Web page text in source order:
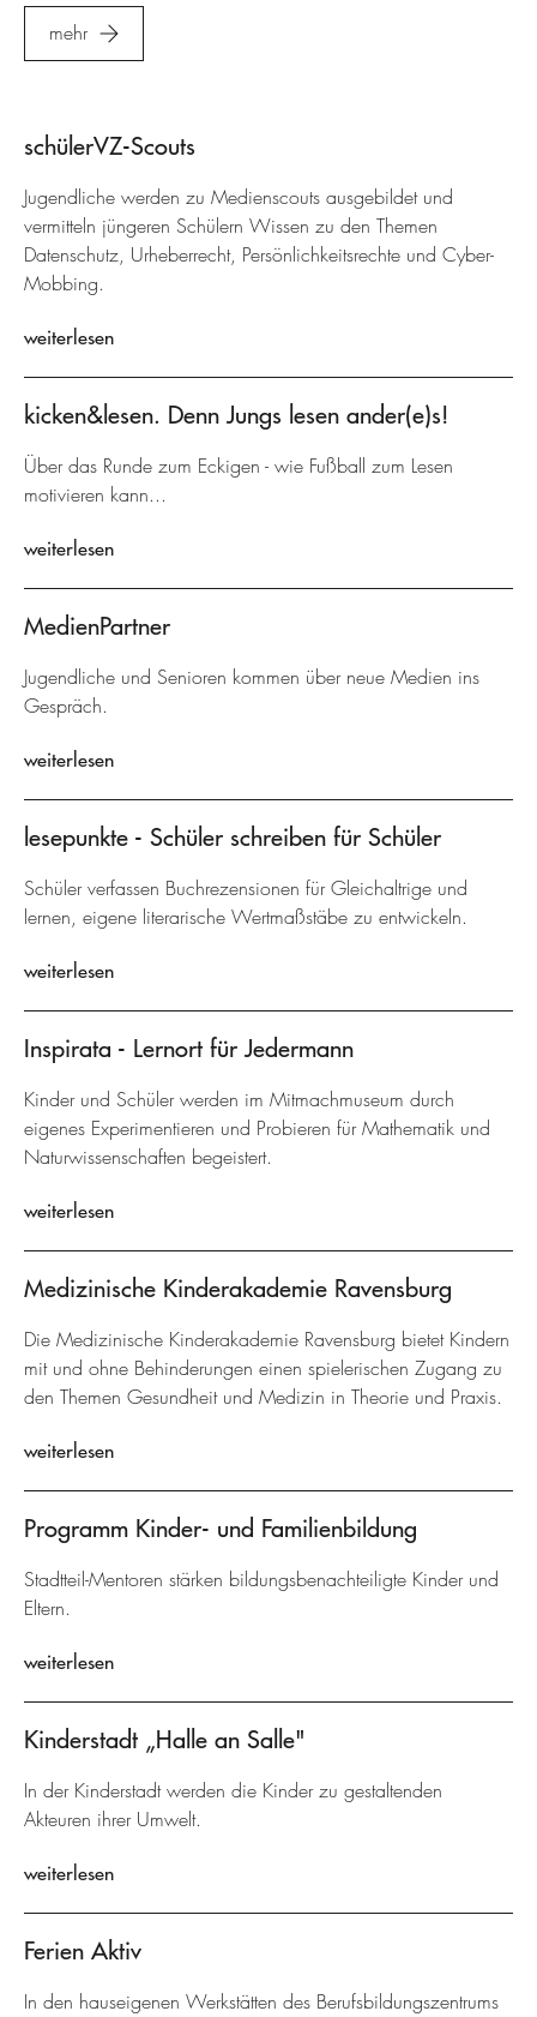
mehr
schülerVZ-Scouts
Jugendliche werden zu Medienscouts ausgebildet und
vermitteln jüngeren Schülern Wissen zu den Themen
Datenschutz, Urheberrecht, Persönlichkeitsrechte und Cyber-
Mobbing.
weiterlesen
kicken&lesen. Denn Jungs lesen ander(e)s!
Über das Runde zum Eckigen - wie Fußball zum Lesen
motivieren kann...
weiterlesen
MedienPartner
Jugendliche und Senioren kommen über neue Medien ins
Gespräch.
weiterlesen
lesepunkte - Schüler schreiben für Schüler
Schüler verfassen Buchrezensionen für Gleichaltrige und
lernen, eigene literarische Wertmaßstäbe zu entwickeln.
weiterlesen
Inspirata - Lernort für Jedermann
Kinder und Schüler werden im Mitmachmuseum durch
eigenes Experimentieren und Probieren für Mathematik und
Naturwissenschaften begeistert.
weiterlesen
Medizinische Kinderakademie Ravensburg
Die Medizinische Kinderakademie Ravensburg bietet Kindern
mit und ohne Behinderungen einen spielerischen Zugang zu
den Themen Gesundheit und Medizin in Theorie und Praxis.
weiterlesen
Programm Kinder- und Familienbildung
Stadtteil-Mentoren stärken bildungsbenachteiligte Kinder und
Eltern.
weiterlesen
Kinderstadt „Halle an Salle"
In der Kinderstadt werden die Kinder zu gestaltenden
Akteuren ihrer Umwelt.
weiterlesen
Ferien Aktiv
In den hauseigenen Werkstätten des Berufsbildungszentrums